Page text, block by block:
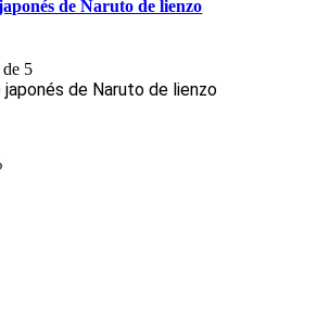
de Naruto de lienzo
de 5
de Naruto de lienzo